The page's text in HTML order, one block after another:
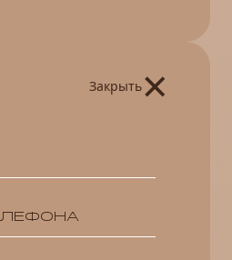
Закрыть×